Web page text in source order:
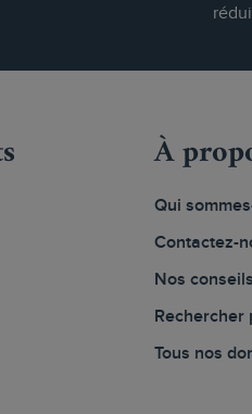
À
Qui
Contactez-
Nos conseils
Rechercher
Tous nos